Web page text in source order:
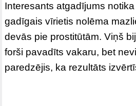
Interesants atgadījums
gadīgais vīrietis nolēma
devās pie prostitūtām. Viņš
forši pavadīts vakaru, bet
paredzējis, ka rezultāts